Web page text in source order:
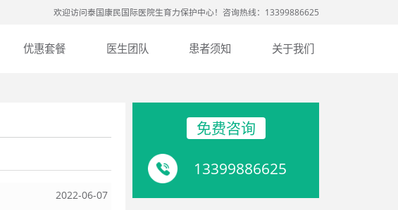
欢迎访问泰国康民国际医院生育力保护中心！咨询热线：13399886625
优惠套餐 医生团队 患者须知 关于我们
2022-06-07
免费咨询
13399886625